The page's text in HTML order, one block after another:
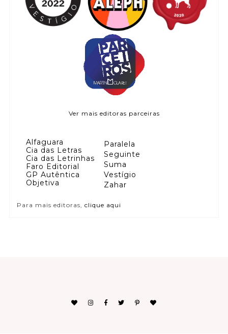
Ver mais editoras parceiras
Alfaguara
Cia das Letras
Cia das Letrinhas
Faro Editorial
GP Autêntica
Objetiva
Paralela
Seguinte
Suma
Vestígio
Zahar
Para mais editoras, clique aqui